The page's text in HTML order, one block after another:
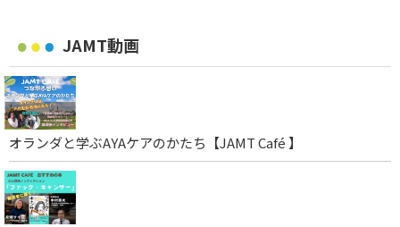
JAMT動画
オランダと学ぶAYAケアのかたち【JAMT Café 】